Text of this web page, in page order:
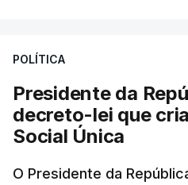
POLÍTICA
Presidente da
decreto-lei que
Social Única
O Presidente da